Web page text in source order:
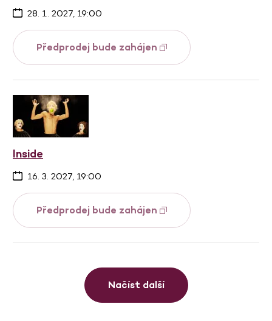
28. 1. 2027, 19:00
Předprodej bude zahájen
Inside
16. 3. 2027, 19:00
Předprodej bude zahájen
Načíst další